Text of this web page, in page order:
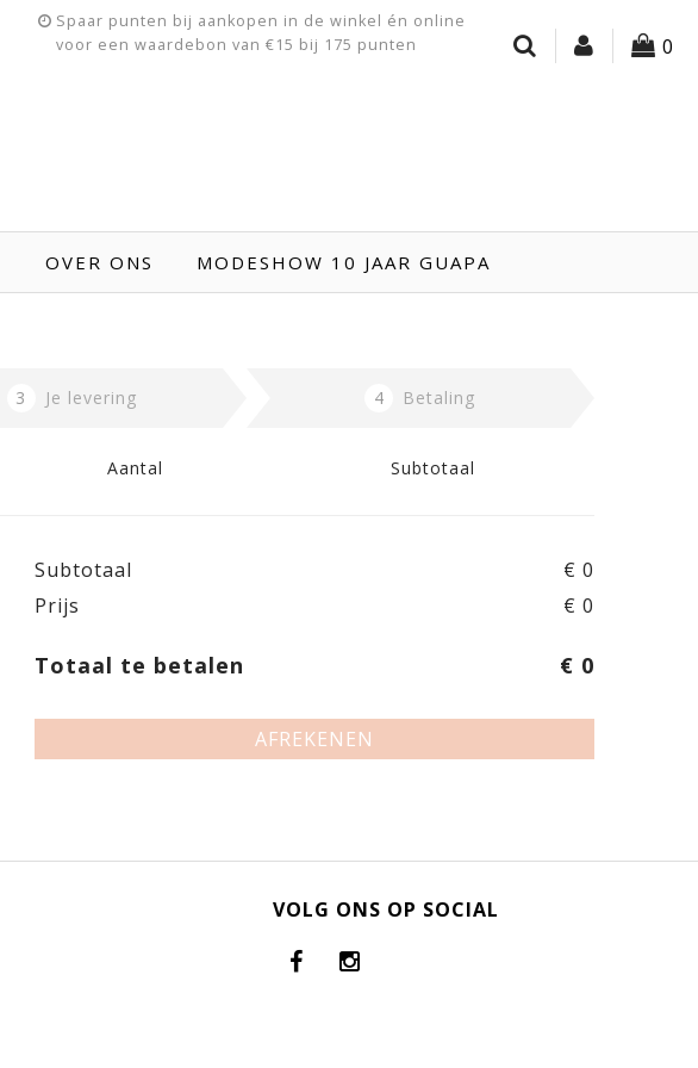
Spaar punten bij aankopen in de winkel én online
voor een waardebon van €15 bij 175 punten
0
OVER ONS MODESHOW 10 JAAR GUAPA
3 Je levering 4 Betaling
Aantal
Subtotaal
Subtotaal
€ 0
Prijs
€ 0
Totaal te betalen € 0
AFREKENEN
VOLG ONS OP SOCIAL